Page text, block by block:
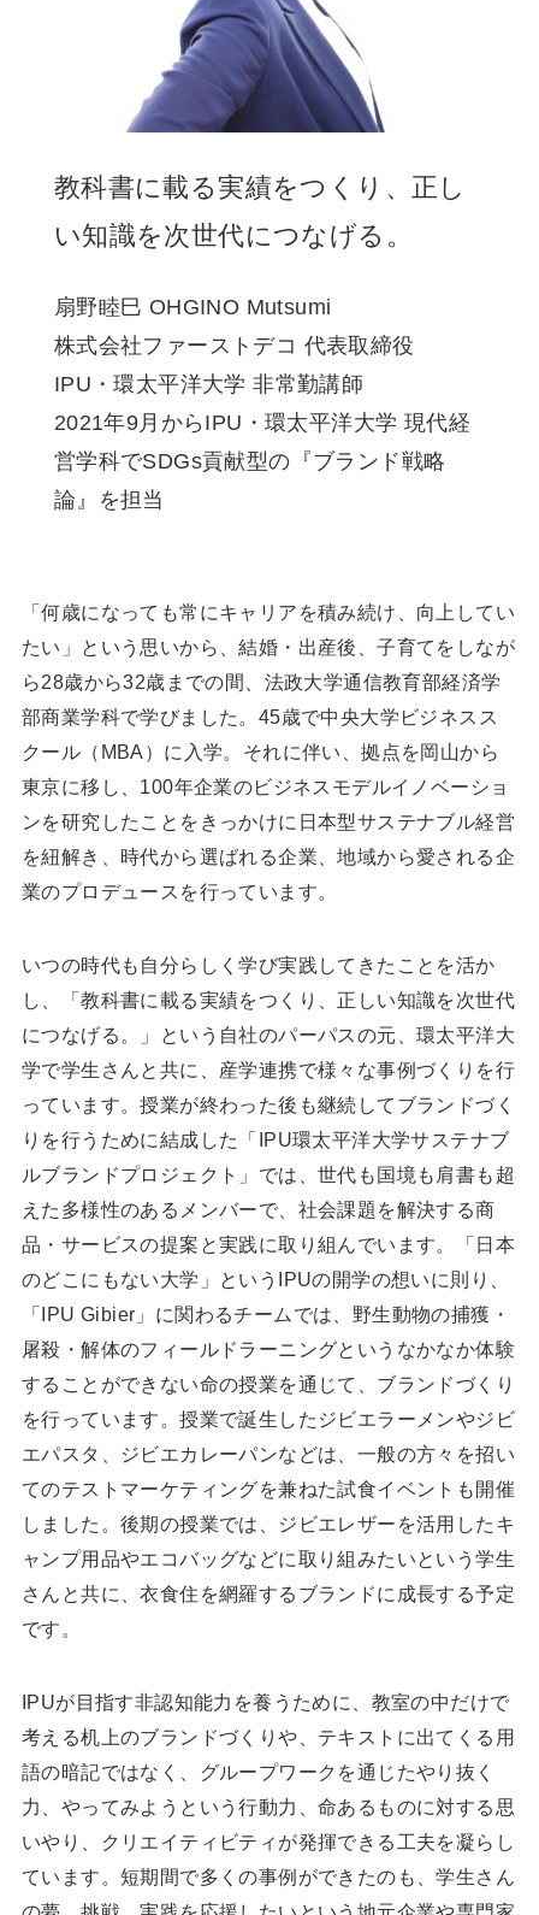
教科書に載る実績をつくり、正し
い知識を次世代につなげる。
扇野睦⺒ OHGINO Mutsumi
株式会社ファーストデコ 代表取締役
IPU・環太平洋⼤学 ⾮常勤講師
2021年9⽉からIPU・環太平洋⼤学 現代経
営学科でSDGs貢献型の『ブランド戦略
論』を担当
「何歳になっても常にキャリアを積み続け、向上してい
たい」という思いから、結婚・出産後、⼦育てをしなが
ら28歳から32歳までの間、法政⼤学通信教育部経済学
部商業学科で学びました。45歳で中央⼤学ビジネスス
クール（MBA）に⼊学。それに伴い、拠点を岡⼭から
東京に移し、100年企業のビジネスモデルイノベーショ
ンを研究したことをきっかけに⽇本型サステナブル経営
を紐解き、時代から選ばれる企業、地域から愛される企
業のプロデュースを⾏っています。
いつの時代も自分らしく学び実践してきたことを活か
し、「教科書に載る実績をつくり、正しい知識を次世代
につなげる。」という自社のパーパスの元、環太平洋大
学で学生さんと共に、産学連携で様々な事例づくりを行
っています。授業が終わった後も継続してブランドづく
りを行うために結成した「IPU環太平洋大学サステナブ
ルブランドプロジェクト」では、世代も国境も肩書も超
えた多様性のあるメンバーで、社会課題を解決する商
品・サービスの提案と実践に取り組んでいます。「日本
のどこにもない大学」というIPUの開学の想いに則り、
「IPU Gibier」に関わるチームでは、野生動物の捕獲・
屠殺・解体のフィールドラーニングというなかなか体験
することができない命の授業を通じて、ブランドづくり
を行っています。授業で誕生したジビエラーメンやジビ
エパスタ、ジビエカレーパンなどは、一般の方々を招い
てのテストマーケティングを兼ねた試食イベントも開催
しました。後期の授業では、ジビエレザーを活用したキ
ャンプ用品やエコバッグなどに取り組みたいという学生
さんと共に、衣食住を網羅するブランドに成長する予定
です。
IPUが目指す非認知能力を養うために、教室の中だけで
考える机上のブランドづくりや、テキストに出てくる用
語の暗記ではなく、グループワークを通じたやり抜く
力、やってみようという行動力、命あるものに対する思
いやり、クリエイティビティが発揮できる工夫を凝らし
ています。短期間で多くの事例ができたのも、学生さん